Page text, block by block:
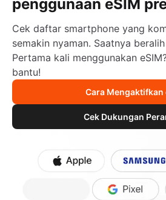
penggunaan eSIM
Cek daftar smartphone yang
semakin nyaman. Saatnya
Pertama kali menggunakan
bantu!
Cara Mengaktifkan
Cek Dukungan